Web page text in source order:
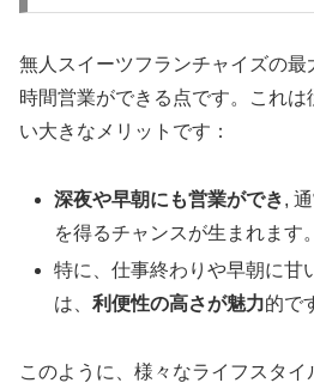
無人スイーツフランチャイズの
時間営業ができる点です。これ
い大きなメリットです：
深夜や早朝にも営業ができ,
を得るチャンスが生まれます。
特に、仕事終わりや早朝に甘
は、利便性の高さが魅力的で
このように、様々なライフスタ